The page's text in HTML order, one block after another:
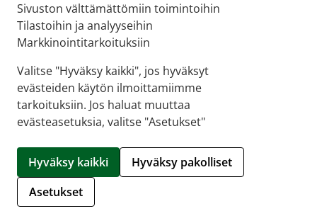
Sivuston välttämättömiin toimintoihin
Tilastoihin ja analyyseihin
Markkinointitarkoituksiin
Valitse "Hyväksy kaikki", jos hyväksyt
evästeiden käytön ilmoittamiimme
tarkoituksiin. Jos haluat muuttaa
evästeasetuksia, valitse "Asetukset"
Hyväksy kaikki
Hyväksy pakolliset
Asetukset
Sähköpostiosoite:
kirjaamo@fimea.fi
Fimean vaihde:
029 522 3341
Hallitse evästeitä